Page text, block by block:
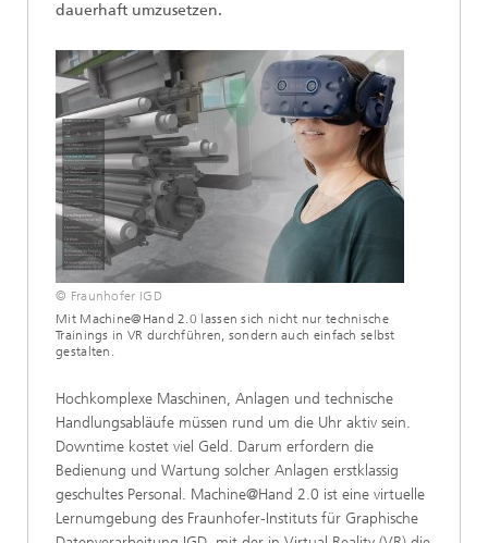
dauerhaft umzusetzen.
© Fraunhofer IGD
Mit Machine@Hand 2.0 lassen sich nicht nur technische
Trainings in VR durchführen, sondern auch einfach selbst
gestalten.
Hochkomplexe Maschinen, Anlagen und technische
Handlungsabläufe müssen rund um die Uhr aktiv sein.
Downtime kostet viel Geld. Darum erfordern die
Bedienung und Wartung solcher Anlagen erstklassig
geschultes Personal. Machine@Hand 2.0 ist eine virtuelle
Lernumgebung des Fraunhofer-Instituts für Graphische